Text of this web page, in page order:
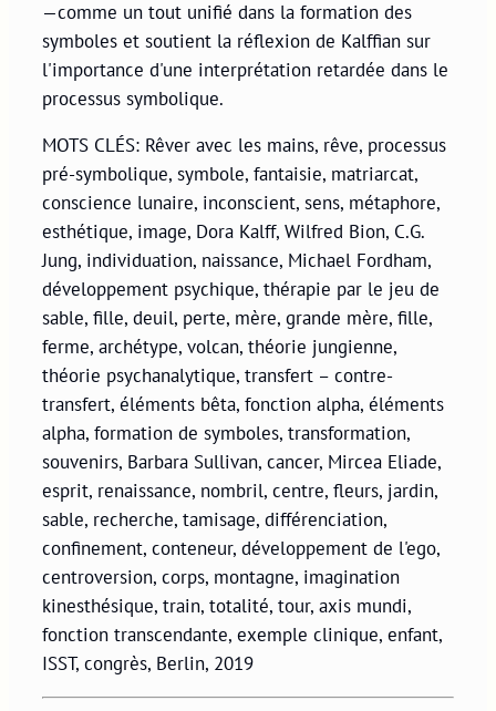
—comme un tout unifié dans la formation des
symboles et soutient la réflexion de Kalffian sur
l'importance d'une interprétation retardée dans le
processus symbolique.
MOTS CLÉS: Rêver avec les mains, rêve, processus
pré-symbolique, symbole, fantaisie, matriarcat,
conscience lunaire, inconscient, sens, métaphore,
esthétique, image, Dora Kalff, Wilfred Bion, C.G.
Jung, individuation, naissance, Michael Fordham,
développement psychique, thérapie par le jeu de
sable, fille, deuil, perte, mère, grande mère, fille,
ferme, archétype, volcan, théorie jungienne,
théorie psychanalytique, transfert – contre-
transfert, éléments bêta, fonction alpha, éléments
alpha, formation de symboles, transformation,
souvenirs, Barbara Sullivan, cancer, Mircea Eliade,
esprit, renaissance, nombril, centre, fleurs, jardin,
sable, recherche, tamisage, différenciation,
confinement, conteneur, développement de l'ego,
centroversion, corps, montagne, imagination
kinesthésique, train, totalité, tour, axis mundi,
fonction transcendante, exemple clinique, enfant,
ISST, congrès, Berlin, 2019